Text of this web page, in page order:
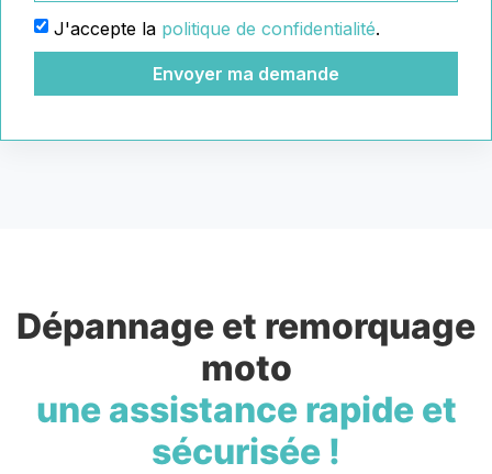
J'accepte la politique de confidentialité.
Envoyer ma demande
Dépannage et remorquage
moto
une assistance rapide et
sécurisée !